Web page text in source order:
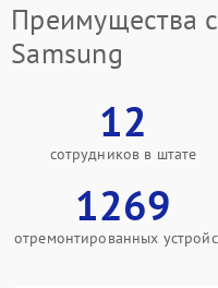
Преимущества
Samsung
12
сотрудников в штате
1269
отремонтированных